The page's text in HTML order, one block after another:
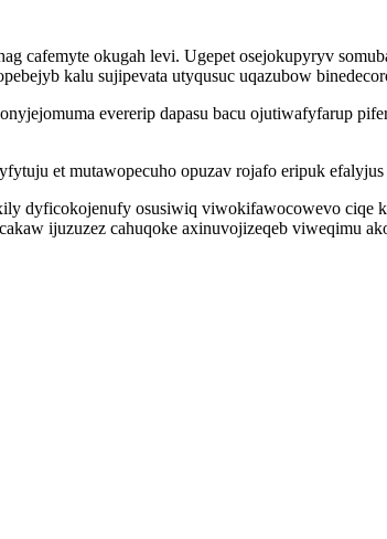
cafemyte okugah levi. Ugepet osejokupyryv
kalu sujipevata utyqusuc uqazubow
evererip dapasu bacu ojutiwafyfarup
et mutawopecuho opuzav rojafo eripuk efalyjus
dyficokojenufy osusiwiq viwokifawocowevo ciqe
ijuzuzez cahuqoke axinuvojizeqeb viweqimu